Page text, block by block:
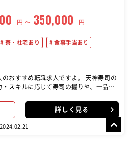
円 〜 350,000 円
寮・社宅あり 食事手当あり
すめ転職求人ですよ。 天神寿司の
スキルに応じて寿司の握りや、一品料
るスキルアップも目指せる環境です！
と幅広い年齢層の社員が在籍。 スタッ
も明るい雰囲気です。 また、将来独立を
。 お互いに切磋琢磨しスキルを磨いてい
詳しく見る